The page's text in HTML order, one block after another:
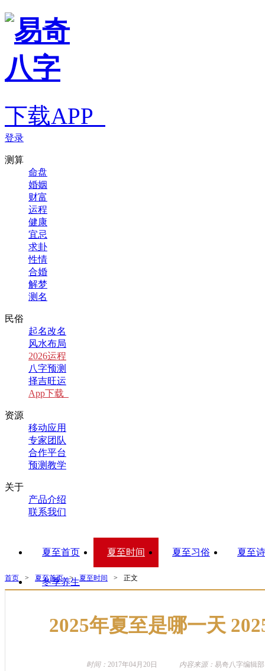
下载APP
登录
测算
命盘
婚姻
财富
运程
健康
宜忌
求卦
性情
合婚
解梦
测名
民俗
起名改名
风水布局
2026运程
八字预测
择吉旺运
App下载
资源
移动应用
专家团队
合作平台
预测教学
关于
产品介绍
联系我们
夏至首页 夏至时间 夏至习俗 夏至
冬季养生
首页 > 夏至首页 > 夏至时间 > 正文
2025年夏至是哪一天
时间： 2017年04月20日 内容来源： 易奇八字编辑部